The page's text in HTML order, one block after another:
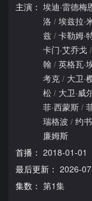
主演： 埃迪·雷德梅
洛 / 埃兹拉·
兹 / 卡勒姆·
卡门·艾乔戈 /
翰 / 英格瓦·
考克 / 大卫·
松 / 大卫·威
菲·西蒙斯 /
瑞格波 / 约
廉姆斯
首播： 2018-01-01
最后更新： 2026-
集数： 第1集